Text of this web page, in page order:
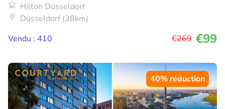
Hilton Düsseldorf
Düsseldorf (38km)
Vendu : 410
€269 €99
40% réduction